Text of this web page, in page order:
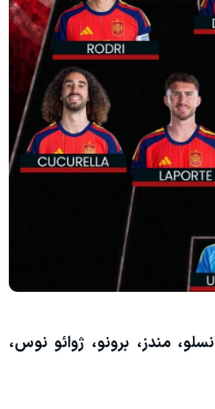
مندز، برونو، ژوائو نوس،